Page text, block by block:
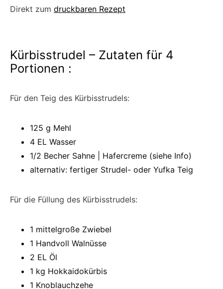
Direkt zum druckbaren Rezept
Kürbisstrudel – Zutaten für 4
Portionen :
Für den Teig des Kürbisstrudels:
125 g Mehl
4 EL Wasser
1/2 Becher Sahne | Hafercreme (siehe Info)
alternativ: fertiger Strudel- oder Yufka Teig
Für die Füllung des Kürbisstrudels:
1 mittelgroße Zwiebel
1 Handvoll Walnüsse
2 EL Öl
1 kg Hokkaidokürbis
1 Knoblauchzehe